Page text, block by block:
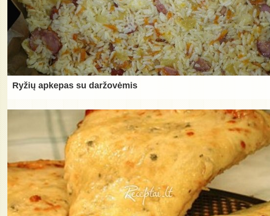
Ryžių apkepas su daržovėmis